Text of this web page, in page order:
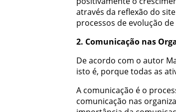
através da reflexão do site
processos de evolução de
2. Comunicação nas
Deacordo com o autor
isto é, porquetodas as
A comunicação é o
comunicação nas